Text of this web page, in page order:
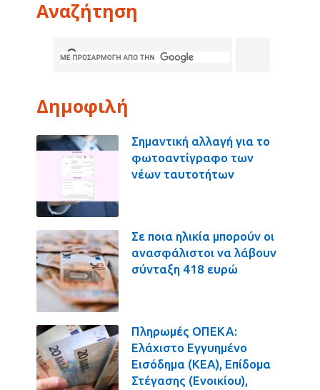
Αναζήτηση
Δημοφιλή
Σημαντική αλλαγή για το
φωτοαντίγραφο των
νέων ταυτοτήτων
Σε ποια ηλικία μπορούν οι
ανασφάλιστοι να λάβουν
σύνταξη 418 ευρώ
Πληρωμές ΟΠΕΚΑ:
Ελάχιστο Εγγυημένο
Εισόδημα (ΚΕΑ), Επίδομα
Στέγασης (Ενοικίου),